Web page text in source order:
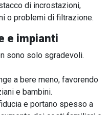
di incrostazioni,
o problemi di filtrazione.
e impianti
sono solo sgradevoli.
a bere meno, favorendo
e bambini.
e portano spesso a